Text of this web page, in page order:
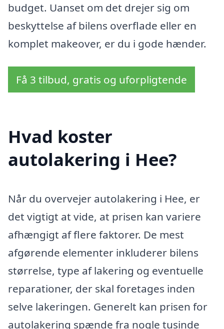
budget. Uanset om det drejer sig om
beskyttelse af bilens overflade eller en
komplet makeover, er du i gode hænder.
Få 3 tilbud, gratis og uforpligtende
Hvad koster
autolakering i Hee?
Når du overvejer autolakering i Hee, er
det vigtigt at vide, at prisen kan variere
afhængigt af flere faktorer. De mest
afgørende elementer inkluderer bilens
størrelse, type af lakering og eventuelle
reparationer, der skal foretages inden
selve lakeringen. Generelt kan prisen for
autolakering spænde fra nogle tusinde